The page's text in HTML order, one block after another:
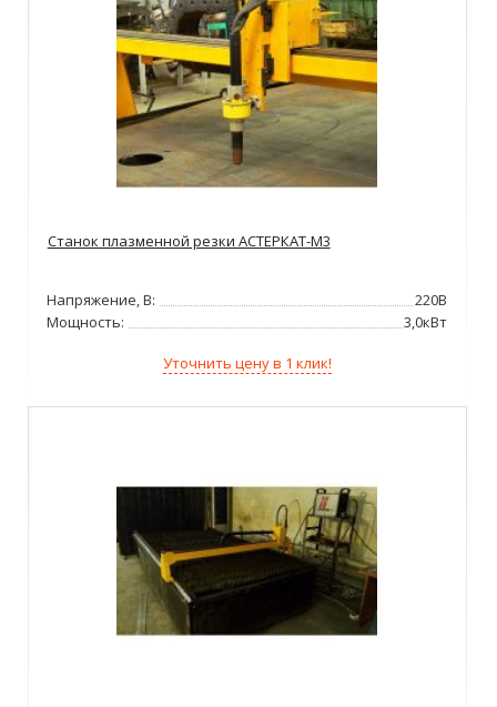
Станок плазменной резки АСТЕРКАТ-М3
Напряжение, В:
220В
Мощность:
3,0кВт
Уточнить цену в 1 клик!